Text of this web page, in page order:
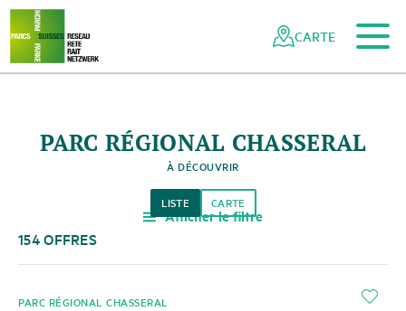
Naviguer
dans
réseau
Navigation
rapide
Vers le contenu principal
Vers la navigation mobile
Vers la recherche
Vers la zone des pieds
Vers le plan du site
CARTE
PARC RÉGIONAL CHASSERAL
À DÉCOUVRIR
a Afficher le filtre
LISTE CARTE
154 OFFRES
i
PARC RÉGIONAL CHASSERAL